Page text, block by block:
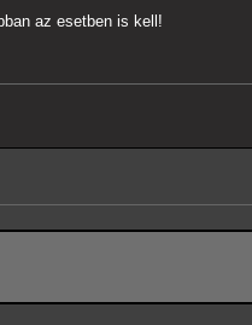
az esetben is kell!